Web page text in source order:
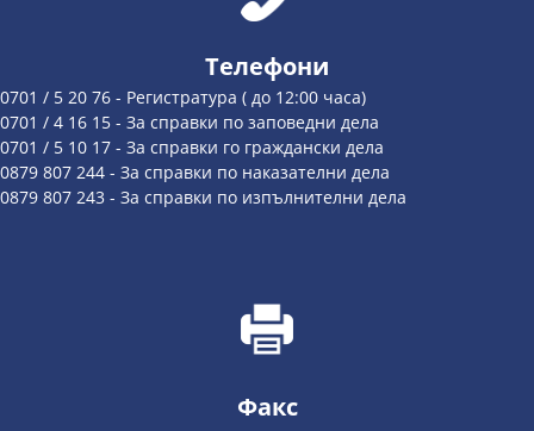
Телефони
0701 / 5 20 76 - Регистратура ( до 12:00 часа)
0701 / 4 16 15 - За справки по заповедни дела
0701 / 5 10 17 - За справки го граждански дела
0879 807 244 - За справки по наказателни дела
0879 807 243 - За справки по изпълнителни дела
Факс